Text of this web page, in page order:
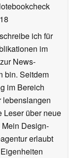
ich für
im
News-
bin. Seitdem
im Bereich
lebenslangen
Leser über neue
Design-
erlaubt